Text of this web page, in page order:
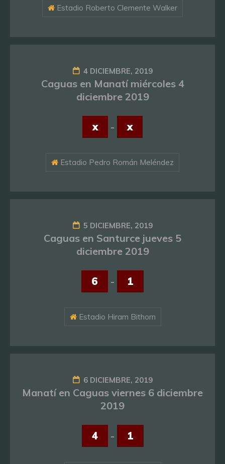
Estadio Roberto Clemente Walker
4 DICIEMBRE, 2019
Caguas en Manatí miércoles 4
diciembre 2019
x - x
Estadio Pedro Román Meléndez
5 DICIEMBRE, 2019
Caguas en Santurce jueves 5
diciembre 2019
6 - 1
Estadio Hiram Bithorn
6 DICIEMBRE, 2019
Manatí en Caguas viernes 6 diciembre
2019
4 - 1